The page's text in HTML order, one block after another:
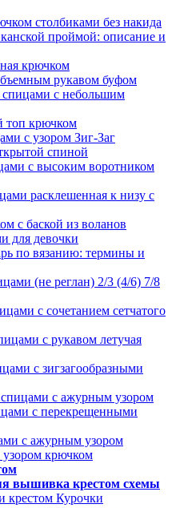
столбиками без накида
проймой: описание и
крючком
рукавом буфом
с небольшим
топ крючком
с узором Зиг-Заг
спиной
с высоким воротником
расклешенная к низу с
с баской из воланов
для девочки
по вязанию: термины и
(не реглан) 2/3 (4/6) 7/8
с сочетанием сетчатого
с рукавом летучая
с зигзагообразными
с ажурным узором
с перекрещенными
с ажурным узором
крючком
вышивка крестом схемы
Курочки